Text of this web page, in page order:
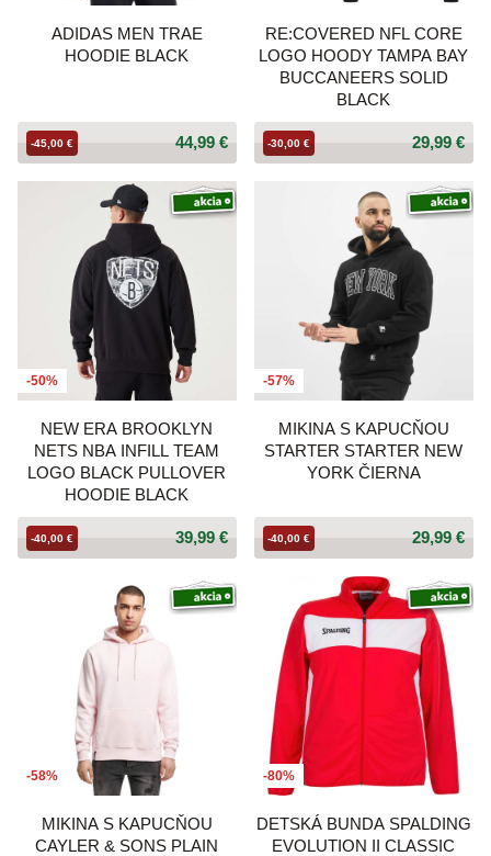
ADIDAS MEN TRAE
HOODIE BLACK
44,99 €
-45,00 €
RE:COVERED NFL CORE
LOGO HOODY TAMPA BAY
BUCCANEERS SOLID
BLACK
29,99 €
-30,00 €
-50%
NEW ERA BROOKLYN
NETS NBA INFILL TEAM
LOGO BLACK PULLOVER
HOODIE BLACK
39,99 €
-40,00 €
-57%
MIKINA S KAPUCŇOU
STARTER STARTER NEW
YORK ČIERNA
29,99 €
-40,00 €
-58%
MIKINA S KAPUCŇOU
CAYLER & SONS PLAIN
-80%
DETSKÁ BUNDA SPALDING
EVOLUTION II CLASSIC